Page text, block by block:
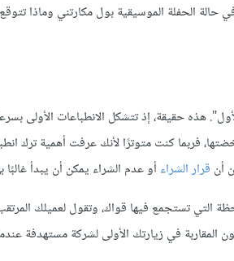
الحفلة الموسيقية بول مكارتني وماذا
هذه حقيقة، إذ تتشكل الانطباعات الأولى
فربما كنت متوترًا لأنك عرفت أهمية ترك
أن قرار الشراء أو عدم الشراء يمكن أن يبدأ غالبًا
التي تستجمع فيها قواك، وتقول لعميلك
في زيارتك الأولى لشركة مستهدفة